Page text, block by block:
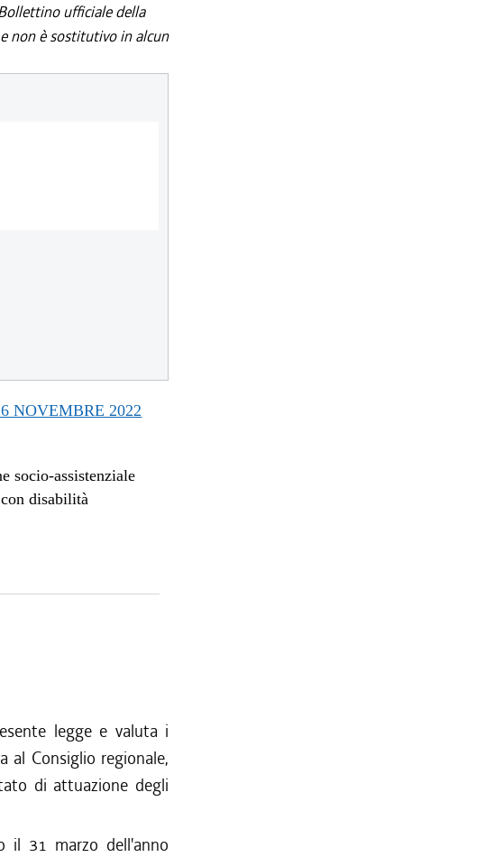
ufficiale della
non è sostitutivo in alcun
NOVEMBRE 2022
socio-assistenziale
disabilità
legge e valuta i
Consiglio regionale,
di attuazione degli
il 31 marzo dell'anno